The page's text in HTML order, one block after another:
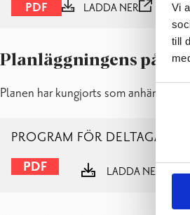
Vi
till
PDF LADDA NER VISA
Planläggningens
Planen har kungjorts som anhängig:
PROGRAM FÖR
LADDA NER